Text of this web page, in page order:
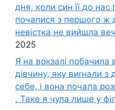
дня, коли син її до
почалися з першого ж
невістка не вийшла
2025
Я на вокзалі побачила
дівчину, яку виrнали з
себе, і вона почала
. Таке я чула лише у